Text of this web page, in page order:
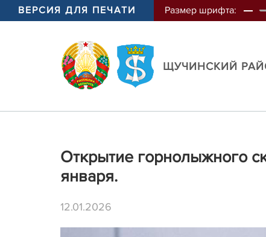
ВЕРСИЯ ДЛЯ ПЕЧАТИ Размер шрифта:
ЩУЧИНСКИЙ
Открытие горнолыжного
января.
12.01.2026